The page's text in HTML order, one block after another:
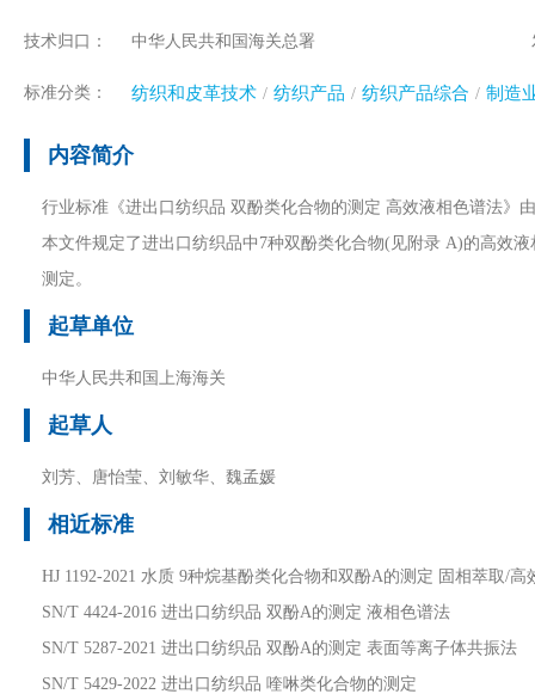
技术归口： 中华人民共和国海关总署
标准分类： 纺织和皮革技术 纺织产品 纺织产品综合 制造
内容简介
行业标准《进出口纺织品 双酚类化合物的测定 高效液相色谱法》
本文件规定了进出口纺织品中7种双酚类化合物(见附录 A)的高效
测定。
起草单位
中华人民共和国上海海关
起草人
刘芳、唐怡莹、刘敏华、魏孟媛
相近标准
HJ 1192-2021 水质 9种烷基酚类化合物和双酚A的测定 固相萃取/高
SN/T 4424-2016 进出口纺织品 双酚A的测定 液相色谱法
SN/T 5287-2021 进出口纺织品 双酚A的测定 表面等离子体共振法
SN/T 5429-2022 进出口纺织品 喹啉类化合物的测定